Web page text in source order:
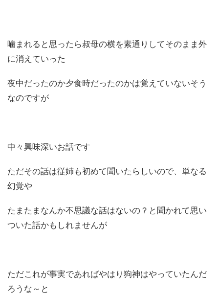
噛まれると思ったら叔母の横を素通りしてそのまま外
に消えていった
夜中だったのか夕食時だったのかは覚えていないそう
なのですが
中々興味深いお話です
ただその話は従姉も初めて聞いたらしいので、単なる
幻覚や
たまたまなんか不思議な話はないの？と聞かれて思い
ついた話かもしれませんが
ただこれが事実であればやはり狗神はやっていたんだ
ろうな～と